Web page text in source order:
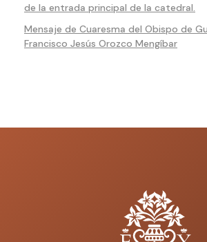
de la entrada principal de la catedral.
Mensaje de Cuaresma del Obispo de
Francisco Jesús Orozco Mengíbar